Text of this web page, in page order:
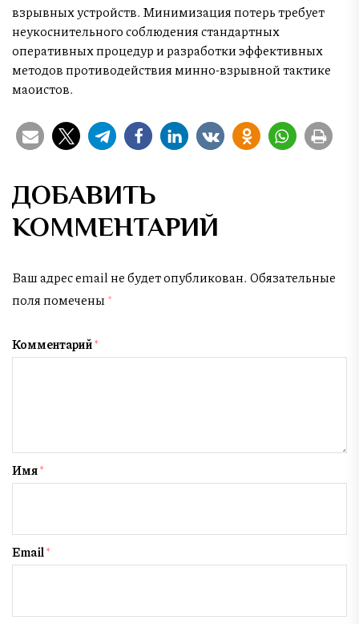
взрывных устройств. Минимизация потерь требует
неукоснительного соблюдения стандартных
оперативных процедур и разработки эффективных
методов противодействия минно-взрывной тактике
маоистов.
ДОБАВИТЬ
КОММЕНТАРИЙ
Ваш адрес email не будет опубликован. Обязательные
поля помечены *
Комментарий*
Имя*
Email*